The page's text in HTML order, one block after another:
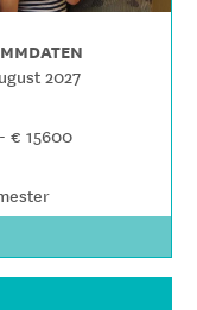
2027
€ 15600